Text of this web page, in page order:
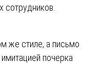
сотрудников.
же стиле, а письмо
почерка